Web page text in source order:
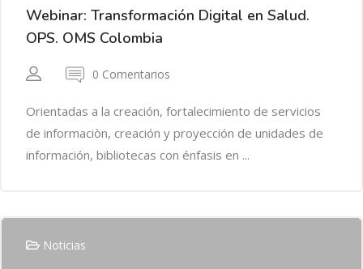
Webinar: Transformación Digital en Salud.
OPS. OMS Colombia
0 Comentarios
Orientadas a la creación, fortalecimiento de servicios
de informaciòn, creación y proyección de unidades de
información, bibliotecas con énfasis en ...
Noticias